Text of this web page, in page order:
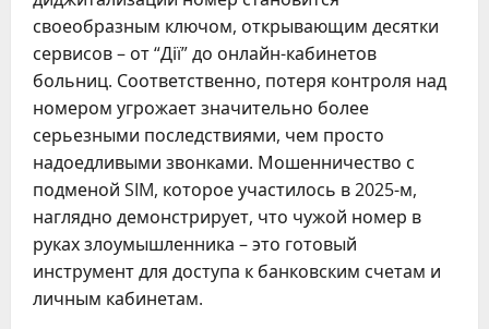
своеобразным ключом, открывающим десятки
сервисов – от “Дії” до онлайн-кабинетов
больниц. Соответственно, потеря контроля над
номером угрожает значительно более
серьезными последствиями, чем просто
надоедливыми звонками. Мошенничество с
подменой SIM, которое участилось в 2025-м,
наглядно демонстрирует, что чужой номер в
руках злоумышленника – это готовый
инструмент для доступа к банковским счетам и
личным кабинетам.